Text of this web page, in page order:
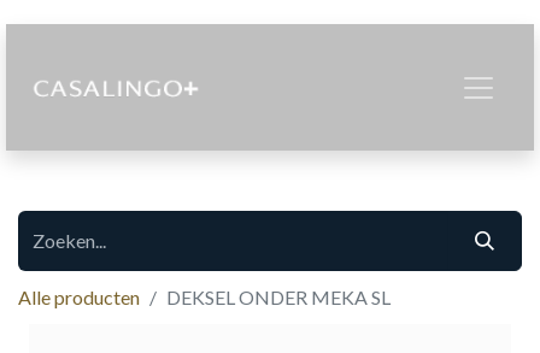
Alle producten DEKSEL ONDER MEKA SL